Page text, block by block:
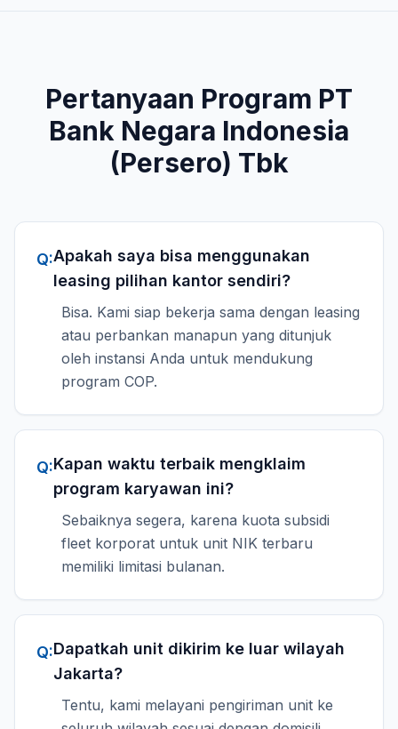
Pertanyaan Program PT
Bank Negara Indonesia
(Persero) Tbk
Q:Apakah saya bisa menggunakan
leasing pilihan kantor sendiri?
Bisa. Kami siap bekerja sama dengan leasing
atau perbankan manapun yang ditunjuk
oleh instansi Anda untuk mendukung
program COP.
Q:Kapan waktu terbaik mengklaim
program karyawan ini?
Sebaiknya segera, karena kuota subsidi
fleet korporat untuk unit NIK terbaru
memiliki limitasi bulanan.
Q:Dapatkah unit dikirim ke luar wilayah
Jakarta?
Tentu, kami melayani pengiriman unit ke